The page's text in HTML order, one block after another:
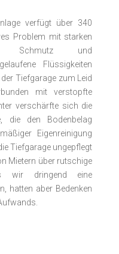
verfügt über 340
Problem mit starken
Schmutz und
Flüssigkeiten
Tiefgarage zum Leid
mit verstopfte
verschärfte sich die
die den Bodenbelag
Eigenreinigung
Tiefgarage ungepflegt
Mietern über rutschige
wir dringend eine
hatten aber Bedenken